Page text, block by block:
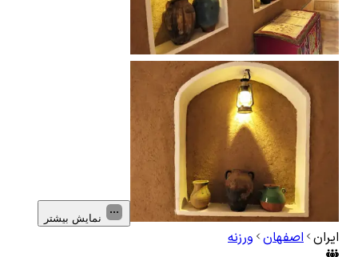
نمایش بیشتر
ایران اصفهان ورزنه